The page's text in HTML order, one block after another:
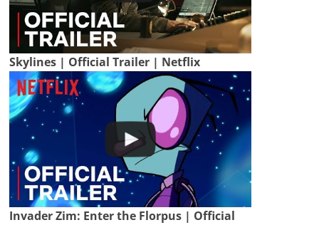
Skylines | Official Trailer | Netflix
Invader Zim: Enter the Florpus | Official